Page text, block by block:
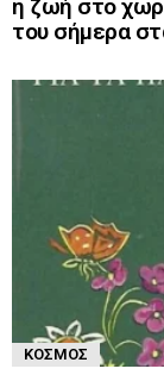
του σήμερα
ΚΌΣΜΟΣ